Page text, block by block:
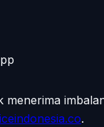
menerima
.